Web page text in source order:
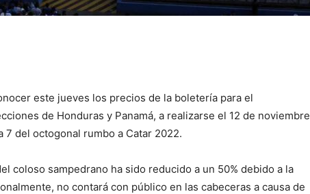
este jueves los precios de la boletería para el
de Honduras y Panamá, a realizarse el 12 de noviembre
7 del octogonal rumbo a Catar 2022.
coloso sampedrano ha sido reducido a un 50% debido a la
no contará con público en las cabeceras a causa de